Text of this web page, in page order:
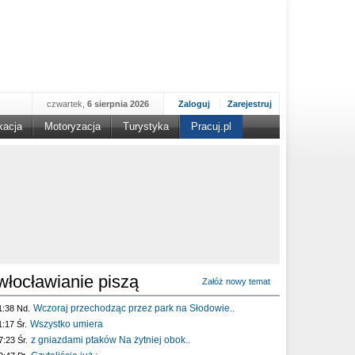
Zaloguj Zarejestruj
czwartek, 6 sierpnia 2026
Motoryzacja Turystyka Pracuj.pl
piszą Załóż nowy temat
Nd. Wczoraj przechodząc przez park na Słodowie..
Śr. Wszystko umiera
Śr. z gniazdami ptaków Na żytniej obok..